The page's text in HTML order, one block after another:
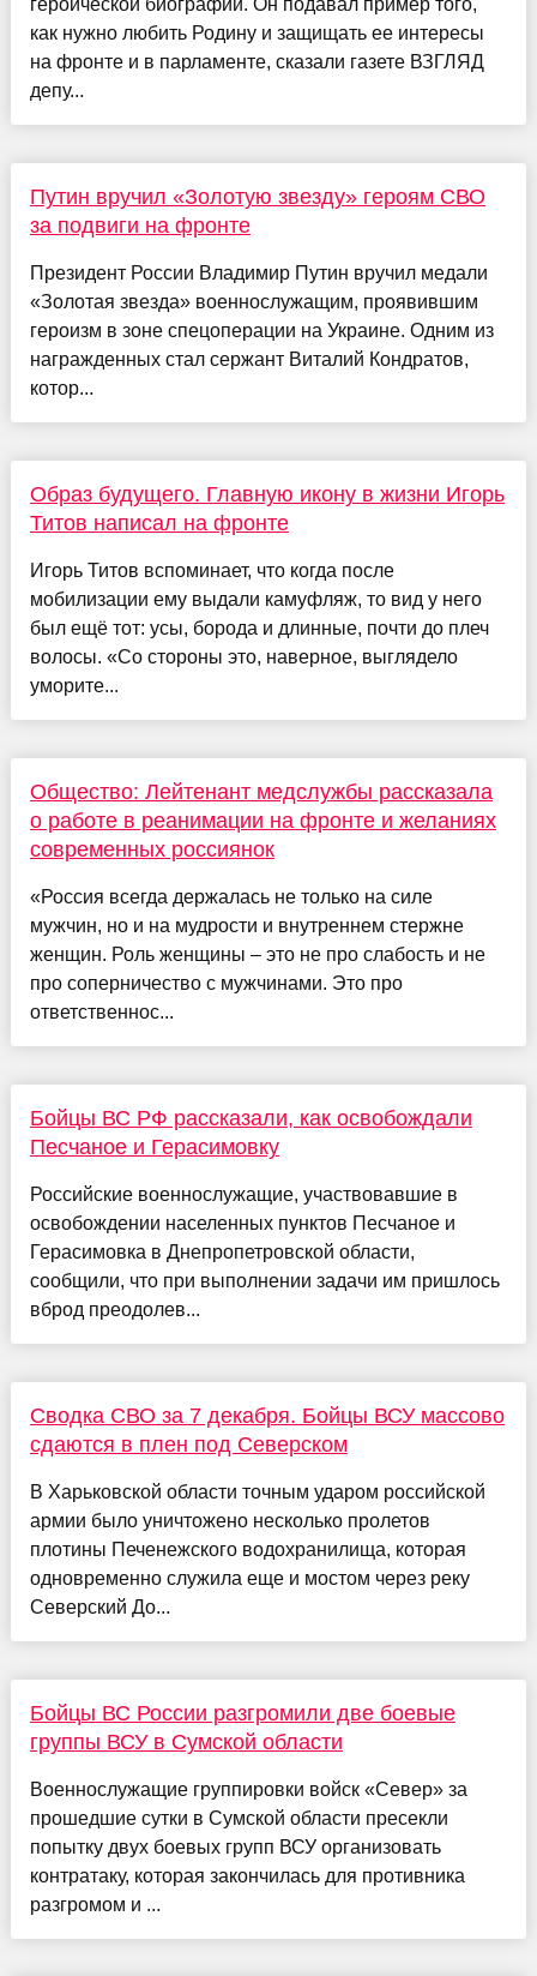
как нужно любить Родину и защищать ее интересы
на фронте и в парламенте, сказали газете ВЗГЛЯД
депу...
Путин вручил «Золотую звезду» героям СВО
за подвиги на фронте
Президент России Владимир Путин вручил медали
«Золотая звезда» военнослужащим, проявившим
героизм в зоне спецоперации на Украине. Одним из
награжденных стал сержант Виталий Кондратов,
котор...
Образ будущего. Главную икону в жизни Игорь
Титов написал на фронте
Игорь Титов вспоминает, что когда после
мобилизации ему выдали камуфляж, то вид у него
был ещё тот: усы, борода и длинные, почти до плеч
волосы. «Со стороны это, наверное, выглядело
уморите...
Общество: Лейтенант медслужбы рассказала
о работе в реанимации на фронте и желаниях
современных россиянок
«Россия всегда держалась не только на силе
мужчин, но и на мудрости и внутреннем стержне
женщин. Роль женщины – это не про слабость и не
про соперничество с мужчинами. Это про
ответственнос...
Бойцы ВС РФ рассказали, как освобождали
Песчаное и Герасимовку
Российские военнослужащие, участвовавшие в
освобождении населенных пунктов Песчаное и
Герасимовка в Днепропетровской области,
сообщили, что при выполнении задачи им пришлось
вброд преодолев...
Сводка СВО за 7 декабря. Бойцы ВСУ массово
сдаются в плен под Северском
В Харьковской области точным ударом российской
армии было уничтожено несколько пролетов
плотины Печенежского водохранилища, которая
одновременно служила еще и мостом через реку
Северский До...
Бойцы ВС России разгромили две боевые
группы ВСУ в Сумской области
Военнослужащие группировки войск «Север» за
прошедшие сутки в Сумской области пресекли
попытку двух боевых групп ВСУ организовать
контратаку, которая закончилась для противника
разгромом и ...